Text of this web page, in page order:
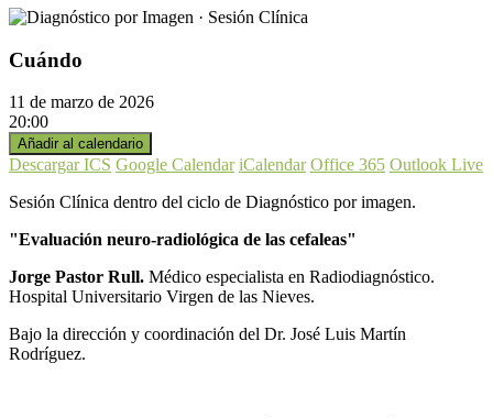
Cuándo
11 de marzo de 2026
20:00
Añadir al calendario
Descargar ICS Google Calendar iCalendar Office 365 Outlook Live
Sesión Clínica dentro del ciclo de Diagnóstico por imagen.
"Evaluación neuro-radiológica de las cefaleas"
Jorge Pastor Rull. Médico especialista en Radiodiagnóstico.
Hospital Universitario Virgen de las Nieves.
Bajo la dirección y coordinación del Dr. José Luis Martín
Rodríguez.